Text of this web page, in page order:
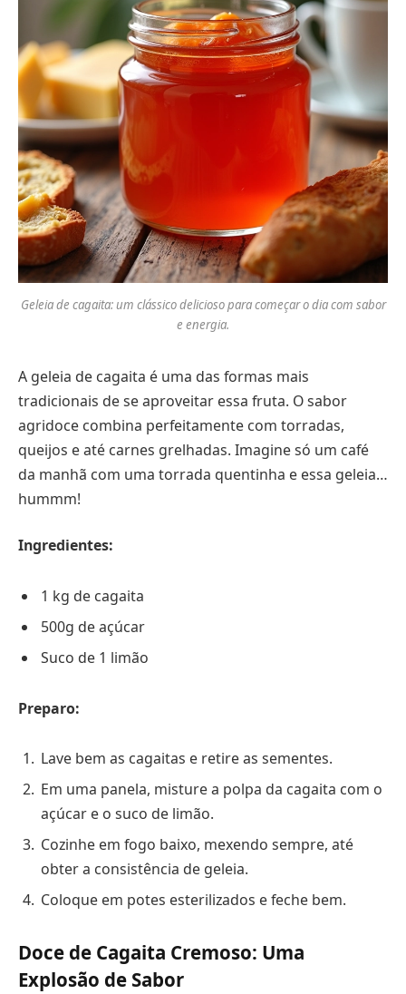
Geleia de cagaita: um clássico delicioso para começar o dia com sabor
e energia.
A geleia de cagaita é uma das formas mais
tradicionais de se aproveitar essa fruta. O sabor
agridoce combina perfeitamente com torradas,
queijos e até carnes grelhadas. Imagine só um café
da manhã com uma torrada quentinha e essa geleia…
hummm!
Ingredientes:
1 kg de cagaita
500g de açúcar
Suco de 1 limão
Preparo:
Lave bem as cagaitas e retire as sementes.
Em uma panela, misture a polpa da cagaita com o
açúcar e o suco de limão.
Cozinhe em fogo baixo, mexendo sempre, até
obter a consistência de geleia.
Coloque em potes esterilizados e feche bem.
Doce de Cagaita Cremoso: Uma
Explosão de Sabor